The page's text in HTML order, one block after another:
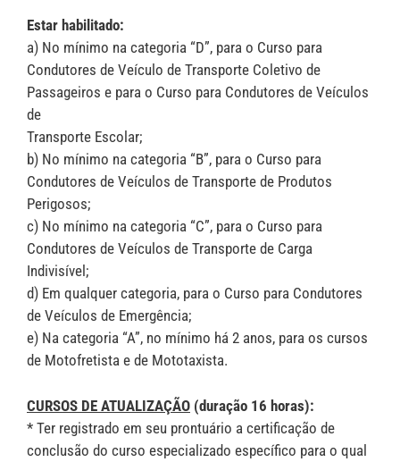
Estar habilitado:
a) No mínimo na categoria “D”, para o Curso para
Condutores de Veículo de Transporte Coletivo de
Passageiros e para o Curso para Condutores de Veículos
de
Transporte Escolar;
b) No mínimo na categoria “B”, para o Curso para
Condutores de Veículos de Transporte de Produtos
Perigosos;
c) No mínimo na categoria “C”, para o Curso para
Condutores de Veículos de Transporte de Carga
Indivisível;
d) Em qualquer categoria, para o Curso para Condutores
de Veículos de Emergência;
e) Na categoria “A”, no mínimo há 2 anos, para os cursos
de Motofretista e de Mototaxista.
CURSOS DE ATUALIZAÇÃO (duração 16 horas):
* Ter registrado em seu prontuário a certificação de
conclusão do curso especializado específico para o qual